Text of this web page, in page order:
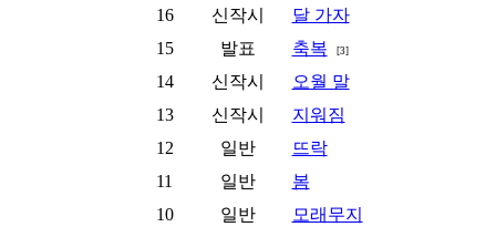
16 신작시
달 가자
15
발표 축복 [3]
14 신작시
오월 말
13
신작시
지워짐
12
일반
뜨락
11
일반
봄
10
일반
모래무지